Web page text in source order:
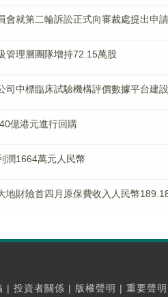
會就第二輪訴訟正式向審裁處提出申請
管理層團隊增持72.15萬股
司中標臨床試驗機構評價數據平台建
億港元進行回購
潤1664萬元人民幣
地財險首四月原保費收入人民幣
| 投資者關係 | 版權聲明 | 重要聲明